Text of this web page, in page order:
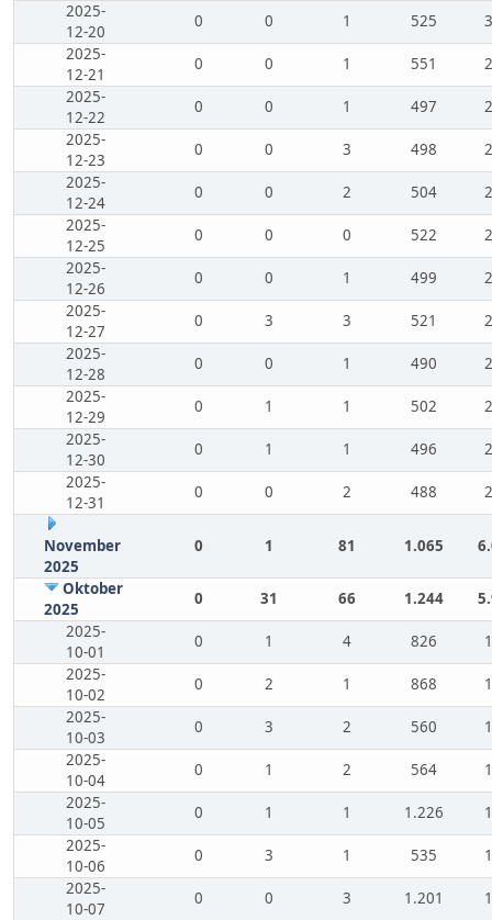
2025-
12-20
0 0 1 525
2025-
12-21
0 0 1 551
2025-
12-22
0 0 1 497
2025-
12-23
0 0 3 498
2025-
12-24
0 0 2 504
2025-
12-25
0 0 0 522
2025-
12-26
0 0 1 499
2025-
12-27
0 3 3 521
2025-
12-28
0 0 1 490
2025-
12-29
0 1 1 502
2025-
12-30
0 1 1 496
2025-
12-31
0 0 2 488
November
2025
0 1 81 1.065
Oktober
2025
0 31 66 1.244
2025-
10-01
0 1 4 826
2025-
10-02
0 2 1 868
2025-
10-03
0 3 2 560
2025-
10-04
0 1 2 564
2025-
10-05
0 1 1 1.226
2025-
10-06
0 3 1 535
2025-
10-07
0 0 3 1.201